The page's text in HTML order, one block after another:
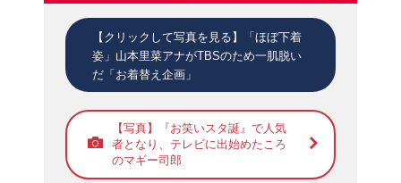
【クリックして写真を見る】「ほぼ下着
姿」山本里菜アナがTBSのため一肌脱い
だ「お着替え企画」
【写真】『お笑いスタ誕』で人気
者となり、テレビに出始めたころ
のマギー司郎